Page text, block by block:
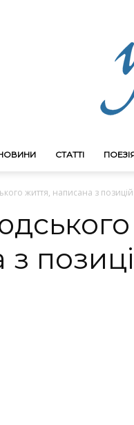
СТАТТІ
життя, написана з
з